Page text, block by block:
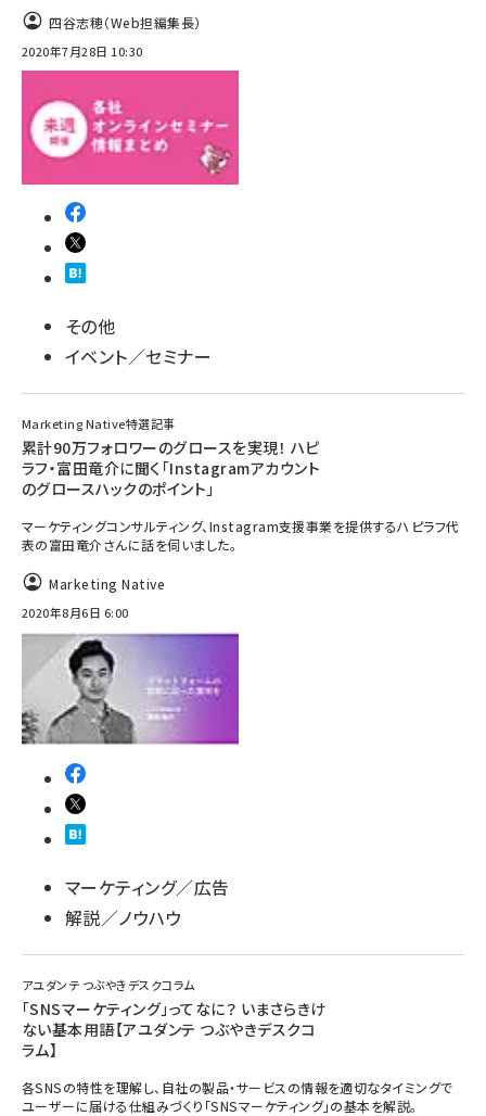
四谷志穂（Web担編集長）
2020年7月28日 10:30
その他
イベント／セミナー
Marketing Native特選記事
累計90万フォロワーのグロースを実現！ ハピ
ラフ・富田竜介に聞く「Instagramアカウント
のグロースハックのポイント」
マーケティングコンサルティング、Instagram支援事業を提供するハピラフ代
表の富田竜介さんに話を伺いました。
Marketing Native
2020年8月6日 6:00
マーケティング／広告
解説／ノウハウ
アユダンテ つぶやきデスクコラム
「SNSマーケティング」ってなに？ いまさらきけ
ない基本用語【アユダンテ つぶやきデスクコ
ラム】
各SNSの特性を理解し、自社の製品・サービスの情報を適切なタイミングで
ユーザーに届ける仕組みづくり「SNSマーケティング」の基本を解説。